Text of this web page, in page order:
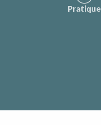
Pratique